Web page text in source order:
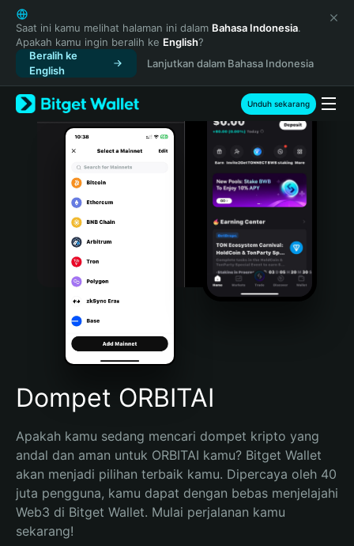
English
日本語
Tiếng Việt
Русский
Español (Latinoamérica)
Türkçe
Italiano
Português (Portugal)
Bahasa Indonesia
Português (Brasil)
Español (Argentina)
Saat ini kamu melihat halaman ini dalam Bahasa Indonesia.
Apakah kamu ingin beralih ke English?
Beralih ke
English
Lanjutkan dalam Bahasa Indonesia
Unduh sekarang
Dompet ORBITAI
Apakah kamu sedang mencari dompet kripto yang
andal dan aman untuk ORBITAI kamu? Bitget Wallet
akan menjadi pilihan terbaik kamu. Dipercaya oleh 40
juta pengguna, kamu dapat dengan bebas menjelajahi
Web3 di Bitget Wallet. Mulai perjalanan kamu
sekarang!